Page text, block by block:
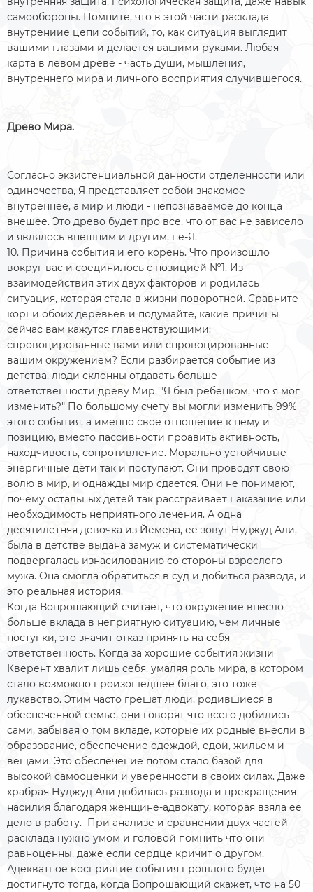
самообороны. Помните, что в этой части расклада
внутрениие цепи событий, то, как ситуация выглядит
вашими глазами и делается вашими руками. Любая
карта в левом древе - часть души, мышления,
внутреннего мира и личного восприятия случившегося.
Древо Мира.
Согласно экзистенциальной данности отделенности или
одиночества, Я представляет собой знакомое
внутреннее, а мир и люди - непознаваемое до конца
внешее. Это древо будет про все, что от вас не зависело
и являлось внешним и другим, не-Я.
10. Причина события и его корень. Что произошло
вокруг вас и соединилось с позицией №1. Из
взаимодействия этих двух факторов и родилась
ситуация, которая стала в жизни поворотной. Сравните
корни обоих деревьев и подумайте, какие причины
сейчас вам кажутся главенствующими:
спровоцированные вами или спровоцированные
вашим окружением? Если разбирается событие из
детства, люди склонны отдавать больше
ответственности древу Мир. "Я был ребенком, что я мог
изменить?" По большому счету вы могли изменить 99%
этого события, а именно свое отношение к нему и
позицию, вместо пассивности проавить активность,
находчивость, сопротивление. Морально устойчивые
энергичные дети так и поступают. Они проводят свою
волю в мир, и однажды мир сдается. Они не понимают,
почему остальных детей так расстраивает наказание или
необходимость неприятного лечения. А одна
десятилетняя девочка из Йемена, ее зовут Нуджуд Али,
была в детстве выдана замуж и систематически
подвергалась изнасилованию со стороны взрослого
мужа. Она смогла обратиться в суд и добиться развода, и
это реальная история.
Когда Вопрошающий считает, что окружение внесло
больше вклада в неприятную ситуацию, чем личные
поступки, это значит отказ принять на себя
ответственность. Когда за хорошие события жизни
Кверент хвалит лишь себя, умаляя роль мира, в котором
стало возможно произошедшее благо, это тоже
лукавство. Этим часто грешат люди, родившиеся в
обеспеченной семье, они говорят что всего добились
сами, забывая о том вкладе, которые их родные внесли в
образование, обеспечение одеждой, едой, жильем и
вещами. Это обеспечение потом стало базой для
высокой самооценки и уверенности в своих силах. Даже
храбрая Нуджуд Али добилась развода и прекращения
насилия благодаря женщине-адвокату, которая взяла ее
дело в работу. При анализе и сравнении двух частей
расклада нужно умом и головой помнить что они
равноценны, даже если сердце кричит о другом.
Адекватное восприятие события прошлого будет
достигнуто тогда, когда Вопрошающий скажет, что на 50